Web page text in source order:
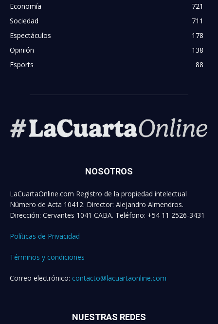
Economía
721
Sociedad
711
Espectáculos
178
Opinión
138
Esports
88
NOSOTROS
LaCuartaOnline.com Registro de la propiedad intelectual
Número de Acta 10412. Director: Alejandro Almendros.
Dirección: Cervantes 1041 CABA. Teléfono: +54 11 2526-3431
Políticas de Privacidad
Términos y condiciones
Correo electrónico: contacto@lacuartaonline.com
NUESTRAS REDES